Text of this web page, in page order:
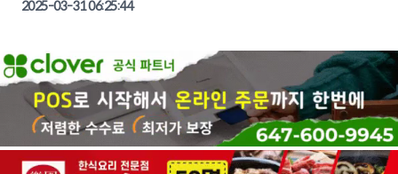
2025-03-31 06:25:44